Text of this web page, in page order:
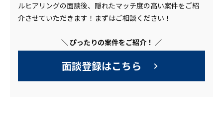
ルヒアリングの面談後、隠れたマッチ度の高い案件をご紹
介させていただきます！まずはご相談ください！
＼ ぴったりの案件をご紹介！ ／
面談登録はこちら